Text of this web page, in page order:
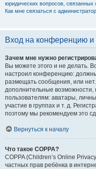
юридических вопросов, связанных
Как мне связаться с
Вход на конференцию и
Зачем мне нужно
Вы можете этого и не делать.
настроил конференцию:
размещать сообщения, или
дополнительные
пользователям: аватары,
участие в группах и т. д.
поэтому мы рекомендуем это
Вернуться к началу
Что такое COPPA?
COPPA (Children’s Online
частных прав ребёнка в